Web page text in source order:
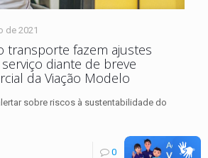
de 2021
transporte fazem ajustes
diante de breve
da Viação Modelo
sobre riscos à sustentabilidade do
0 Leia Mais